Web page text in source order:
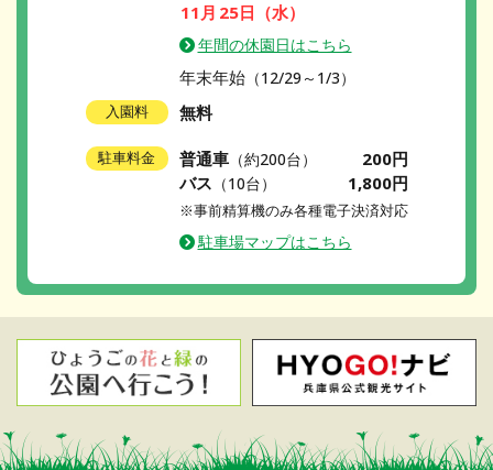
11月 25日 （水）
年間の休園日はこちら
年末年始（12/29～1/3）
入園料 無料
駐車料金 普通車（約200台）
200円
バス （10台） 1,800円
※事前精算機のみ各種電子決済対応
駐車場マップはこちら